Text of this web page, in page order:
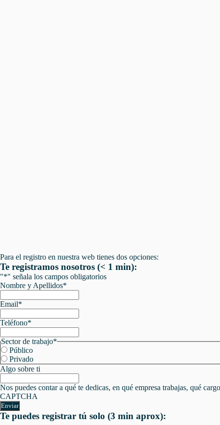
Para el registro en nuestra web tienes dos opciones:
Te registramos nosotros (< 1 min):
"*" señala los campos obligatorios
Nombre y Apellidos*
Email*
Teléfono*
Sector de trabajo*
Público
Privado
Algo sobre ti
Nos puedes contar a qué te dedicas, en qué empresa trabajas, qué
CAPTCHA
Te puedes registrar tú solo (3 min aprox):